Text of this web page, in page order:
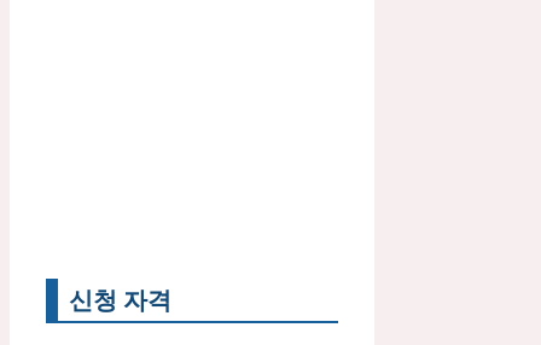
신청 자격